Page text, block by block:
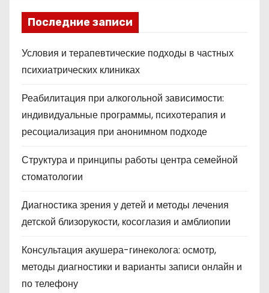
Последние записи
Условия и терапевтические подходы в частных
психиатрических клиниках
Реабилитация при алкогольной зависимости:
индивидуальные программы, психотерапия и
ресоциализация при анонимном подходе
Структура и принципы работы центра семейной
стоматологии
Диагностика зрения у детей и методы лечения
детской близорукости, косоглазия и амблиопии
Консультация акушера-гинеколога: осмотр,
методы диагностики и варианты записи онлайн и
по телефону